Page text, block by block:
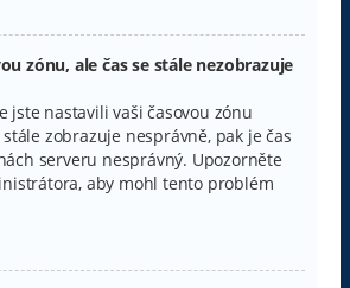
zónu, ale čas se stále nezobrazuje
jste nastavili vaši časovou zónu
zobrazuje nesprávně, pak je čas
serveru nesprávný. Upozorněte
aby mohl tento problém